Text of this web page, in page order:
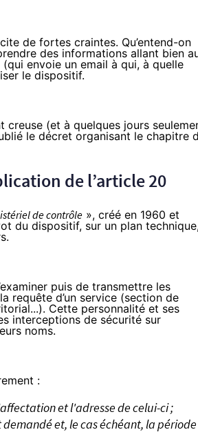
de fortes craintes. Qu’entend-on
des informations allant bien
envoie un email à qui, à quelle
le dispositif.
creuse (et à quelques jours
le décret organisant le chapitre
de l’article 20
de contrôle », créé en 1960 et
du dispositif, sur un plan
puis de transmettre les
requête d’un service (section de
Cette personnalité et ses
interceptions de sécurité sur
noms.
:
et l'adresse de celui-ci ;
et, le cas échéant, la période